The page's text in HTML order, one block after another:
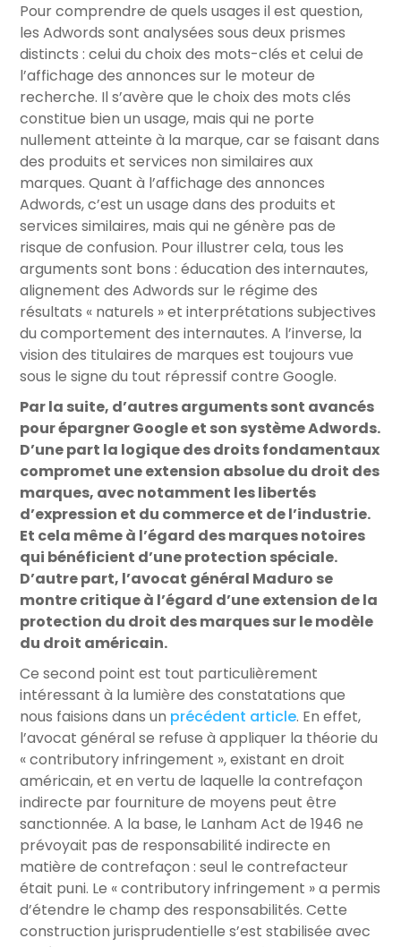
Pour comprendre de quels usages il est question,
les Adwords sont analysées sous deux prismes
distincts : celui du choix des mots-clés et celui de
l’affichage des annonces sur le moteur de
recherche. Il s’avère que le choix des mots clés
constitue bien un usage, mais qui ne porte
nullement atteinte à la marque, car se faisant dans
des produits et services non similaires aux
marques. Quant à l’affichage des annonces
Adwords, c’est un usage dans des produits et
services similaires, mais qui ne génère pas de
risque de confusion. Pour illustrer cela, tous les
arguments sont bons : éducation des internautes,
alignement des Adwords sur le régime des
résultats « naturels » et interprétations subjectives
du comportement des internautes. A l’inverse, la
vision des titulaires de marques est toujours vue
sous le signe du tout répressif contre Google.
Par la suite, d’autres arguments sont avancés
pour épargner Google et son système Adwords.
D’une part la logique des droits fondamentaux
compromet une extension absolue du droit des
marques, avec notamment les libertés
d’expression et du commerce et de l’industrie.
Et cela même à l’égard des marques notoires
qui bénéficient d’une protection spéciale.
D’autre part, l’avocat général Maduro se
montre critique à l’égard d’une extension de la
protection du droit des marques sur le modèle
du droit américain.
Ce second point est tout particulièrement
intéressant à la lumière des constatations que
nous faisions dans un précédent article. En effet,
l’avocat général se refuse à appliquer la théorie du
« contributory infringement », existant en droit
américain, et en vertu de laquelle la contrefaçon
indirecte par fourniture de moyens peut être
sanctionnée. A la base, le Lanham Act de 1946 ne
prévoyait pas de responsabilité indirecte en
matière de contrefaçon : seul le contrefacteur
était puni. Le « contributory infringement » a permis
d’étendre le champ des responsabilités. Cette
construction jurisprudentielle s’est stabilisée avec